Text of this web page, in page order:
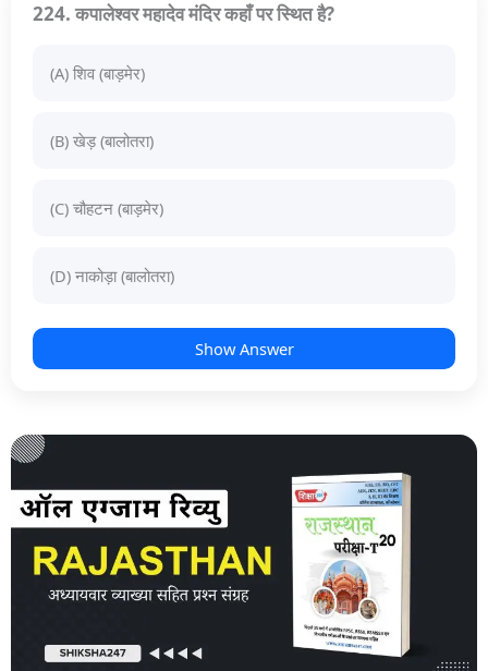
224. कपालेश्वर महादेव मंदिर कहाँ पर स्थित है?
(A) शिव (बाड़मेर)
(B) खेड़ (बालोतरा)
(C) चौहटन (बाड़मेर)
(D) नाकोड़ा (बालोतरा)
Show Answer